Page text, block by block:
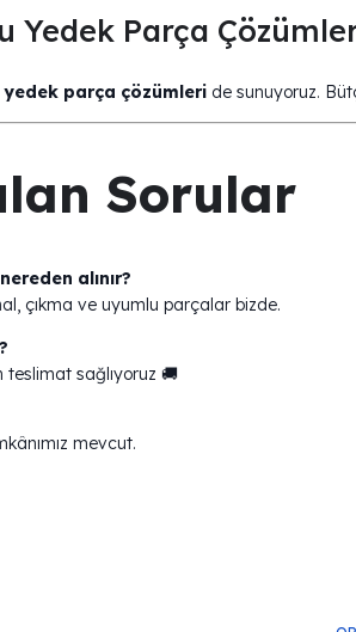
Yedek Parça
yedek parça çözümleri de sunuyoruz.
Sorular
alınır?
çıkma ve uyumlu parçalar bizde.
sağlıyoruz 🚚
mevcut.